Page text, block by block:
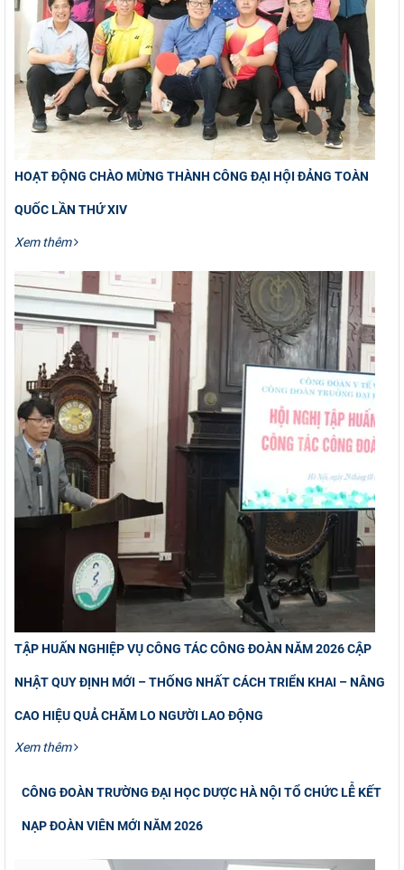
HOẠT ĐỘNG CHÀO MỪNG THÀNH CÔNG ĐẠI HỘI ĐẢNG TOÀN
QUỐC LẦN THỨ XIV
Xem thêm
TẬP HUẤN NGHIỆP VỤ CÔNG TÁC CÔNG ĐOÀN NĂM 2026 CẬP
NHẬT QUY ĐỊNH MỚI – THỐNG NHẤT CÁCH TRIỂN KHAI – NÂNG
CAO HIỆU QUẢ CHĂM LO NGƯỜI LAO ĐỘNG
Xem thêm
CÔNG ĐOÀN TRƯỜNG ĐẠI HỌC DƯỢC HÀ NỘI TỔ CHỨC LỄ KẾT
NẠP ĐOÀN VIÊN MỚI NĂM 2026